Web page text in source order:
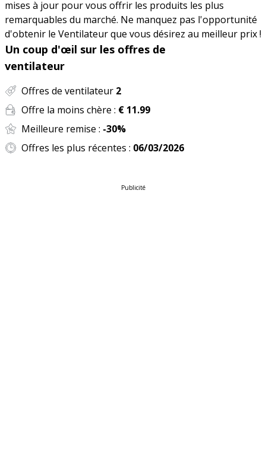
mises à jour pour vous offrir les produits les plus
remarquables du marché. Ne manquez pas l'opportunité
d'obtenir le Ventilateur que vous désirez au meilleur prix !
Un coup d'œil sur les offres de
ventilateur
Offres de ventilateur 2
Offre la moins chère : € 11.99
Meilleure remise : -30%
Offres les plus récentes : 06/03/2026
Publicité